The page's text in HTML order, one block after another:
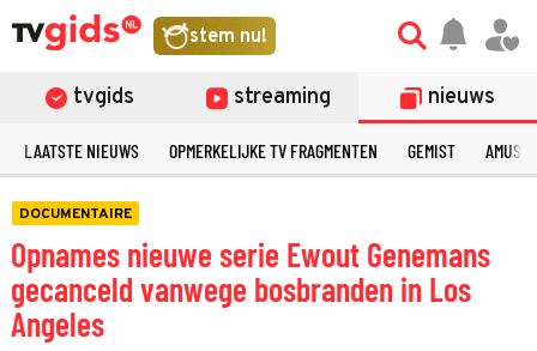
stem nu!
tvgids streaming nieuws
LAATSTE NIEUWS OPMERKELIJKE TV FRAGMENTEN GEMIST
DOCUMENTAIRE
Opnames nieuwe serie Ewout Genemans
gecanceld vanwege bosbranden in Los
Angeles